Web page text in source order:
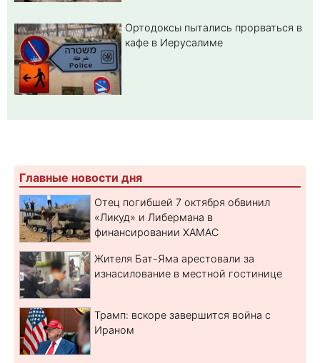
Ортодоксы пытались прорваться в
кафе в Иерусалиме
Главные новости дня
Отец погибшей 7 октября обвинил
«Ликуд» и Либермана в
финансировании ХАМАС
Жителя Бат-Яма арестовали за
изнасилование в местной гостинице
Трамп: вскоре завершится война с
Ираном